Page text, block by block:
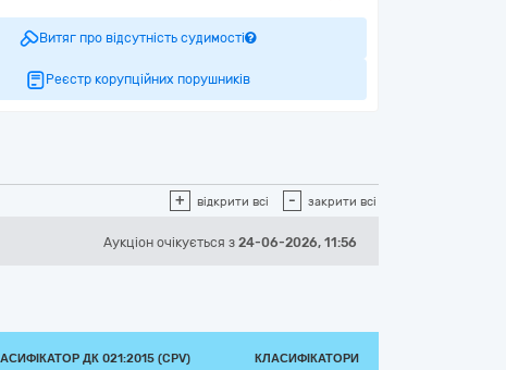
Витяг про відсутність судимості
Реєстр корупційних порушників
+ відкрити всі - закрити всі
Аукціон очікується з 24-06-2026, 11:56
ДК 021:2015 (CPV) КЛАСИФІКАТОРИ